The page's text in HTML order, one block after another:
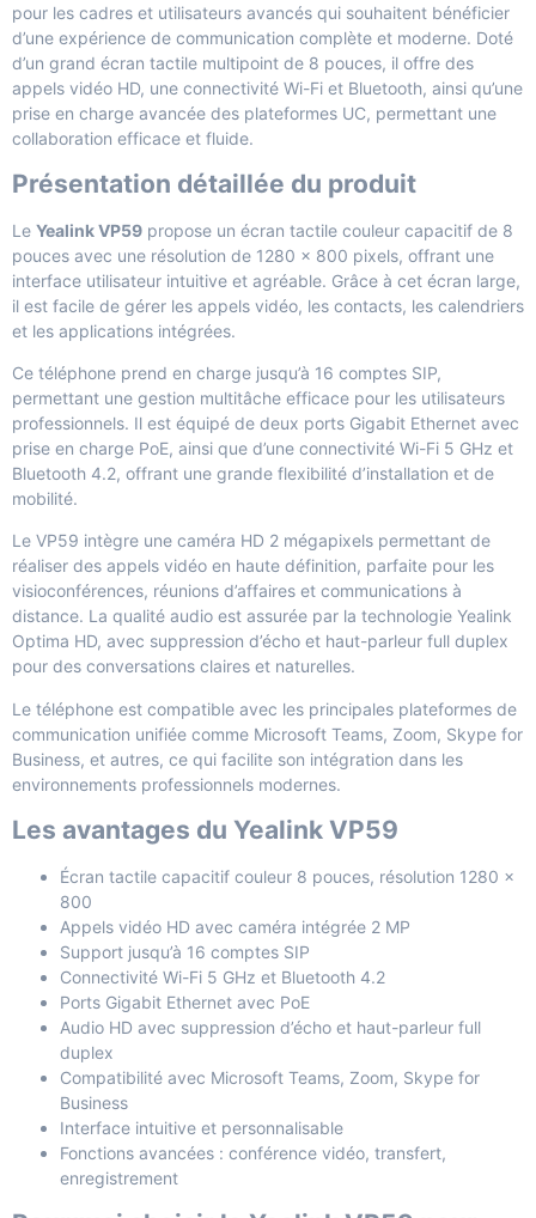
pour les cadres et utilisateurs avancés qui souhaitent bénéficier
d’une expérience de communication complète et moderne. Doté
d’un grand écran tactile multipoint de 8 pouces, il offre des
appels vidéo HD, une connectivité Wi-Fi et Bluetooth, ainsi qu’une
prise en charge avancée des plateformes UC, permettant une
collaboration efficace et fluide.
Présentation détaillée du produit
Le Yealink VP59 propose un écran tactile couleur capacitif de 8
pouces avec une résolution de 1280 x 800 pixels, offrant une
interface utilisateur intuitive et agréable. Grâce à cet écran large,
il est facile de gérer les appels vidéo, les contacts, les calendriers
et les applications intégrées.
Ce téléphone prend en charge jusqu’à 16 comptes SIP,
permettant une gestion multitâche efficace pour les utilisateurs
professionnels. Il est équipé de deux ports Gigabit Ethernet avec
prise en charge PoE, ainsi que d’une connectivité Wi-Fi 5 GHz et
Bluetooth 4.2, offrant une grande flexibilité d’installation et de
mobilité.
Le VP59 intègre une caméra HD 2 mégapixels permettant de
réaliser des appels vidéo en haute définition, parfaite pour les
visioconférences, réunions d’affaires et communications à
distance. La qualité audio est assurée par la technologie Yealink
Optima HD, avec suppression d’écho et haut-parleur full duplex
pour des conversations claires et naturelles.
Le téléphone est compatible avec les principales plateformes de
communication unifiée comme Microsoft Teams, Zoom, Skype for
Business, et autres, ce qui facilite son intégration dans les
environnements professionnels modernes.
Les avantages du Yealink VP59
Écran tactile capacitif couleur 8 pouces, résolution 1280 x
800
Appels vidéo HD avec caméra intégrée 2 MP
Support jusqu’à 16 comptes SIP
Connectivité Wi-Fi 5 GHz et Bluetooth 4.2
Ports Gigabit Ethernet avec PoE
Audio HD avec suppression d’écho et haut-parleur full
duplex
Compatibilité avec Microsoft Teams, Zoom, Skype for
Business
Interface intuitive et personnalisable
Fonctions avancées : conférence vidéo, transfert,
enregistrement